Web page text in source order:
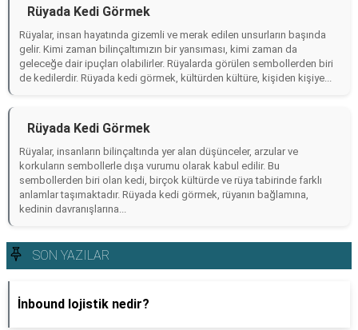
Rüyada Kedi Görmek
Rüyalar, insan hayatında gizemli ve merak edilen unsurların başında
gelir. Kimi zaman bilinçaltımızın bir yansıması, kimi zaman da
geleceğe dair ipuçları olabilirler. Rüyalarda görülen sembollerden biri
de kedilerdir. Rüyada kedi görmek, kültürden kültüre, kişiden kişiye...
Rüyada Kedi Görmek
Rüyalar, insanların bilinçaltında yer alan düşünceler, arzular ve
korkuların sembollerle dışa vurumu olarak kabul edilir. Bu
sembollerden biri olan kedi, birçok kültürde ve rüya tabirinde farklı
anlamlar taşımaktadır. Rüyada kedi görmek, rüyanın bağlamına,
kedinin davranışlarına...
SON YAZILAR
İnbound lojistik nedir?